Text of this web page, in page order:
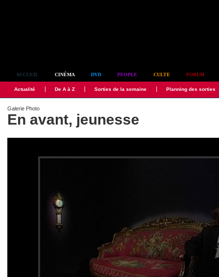
ACCUEIL CINÉMA DVD PEOPLE CULTE FORUM
Actualité De A à Z Sorties de la semaine Planning des sorties
Galerie Photo
En avant, jeunesse